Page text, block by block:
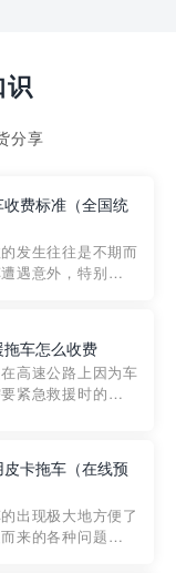
分享
费标准（全国统
发生往往是不期而
遇意外，特别是在
援拖车的收费标
务时应注...
车怎么收费
高速公路上因为车
紧急救援时的必备
是由当地交通管理
卡拖车（在线预
出现极大地方便了
来的各种问题也让